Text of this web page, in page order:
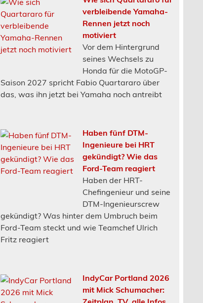
verbleibende Yamaha-
Rennen jetzt noch
motiviert
Vor dem Hintergrund
seines Wechsels zu
Honda für die MotoGP-
Saison 2027 spricht Fabio Quartararo über
das, was ihn jetzt bei Yamaha noch antreibt
Haben fünf DTM-
Ingenieure bei HRT
gekündigt? Wie das
Ford-Team reagiert
Haben der HRT-
Chefingenieur und seine
DTM-Ingenieurscrew
gekündigt? Was hinter dem Umbruch beim
Ford-Team steckt und wie Teamchef Ulrich
Fritz reagiert
IndyCar Portland 2026
mit Mick Schumacher:
Zeitplan, TV, alle Infos